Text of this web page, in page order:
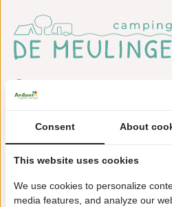
4504 AA Nieuwvliet
+31(0)117371233
meulinge@ardoer.com
Consent About
This website uses cookies
We use cookies to personalize
media features, and analyze our